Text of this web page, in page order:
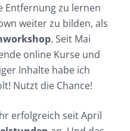
Entfernung zu lernen
weiter zu bilden, als
. Seit Mai
online Kurse und
Inhalte habe ich
Nutzt die Chance!
erfolgreich seit April